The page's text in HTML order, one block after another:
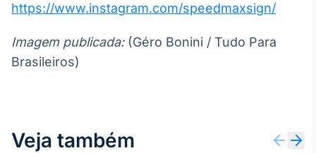
https://www.instagram.com/speedmaxsign/
Imagem publicada:(Géro Bonini / Tudo Para
Brasileiros)
Veja também